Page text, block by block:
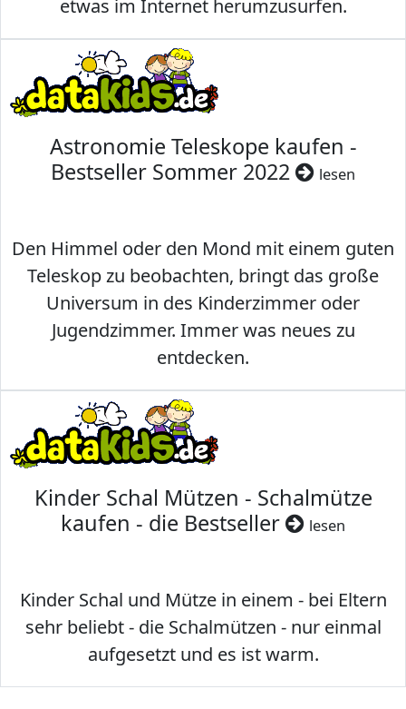
etwas im Internet herumzusurfen.
Astronomie Teleskope kaufen -
Bestseller Sommer 2022
lesen
Den Himmel oder den Mond mit einem guten
Teleskop zu beobachten, bringt das große
Universum in des Kinderzimmer oder
Jugendzimmer. Immer was neues zu
entdecken.
Kinder Schal Mützen - Schalmütze
kaufen - die Bestseller
lesen
Kinder Schal und Mütze in einem - bei Eltern
sehr beliebt - die Schalmützen - nur einmal
aufgesetzt und es ist warm.